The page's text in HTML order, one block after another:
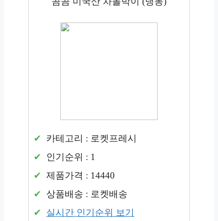
카테고리 : 로켓프레시
인기순위 : 1
제품가격 : 14440
상품배송 : 로켓배송
실시간 인기순위 보기